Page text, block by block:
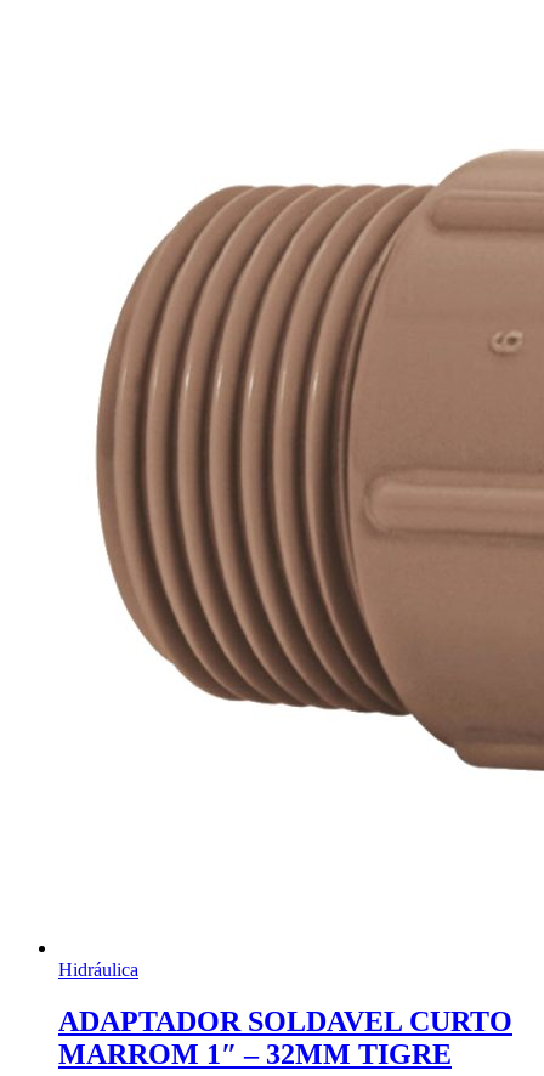
Hidráulica
ADAPTADOR SOLDAVEL CURTO
MARROM 1″ – 32MM TIGRE